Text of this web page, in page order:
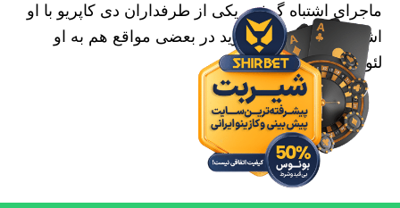
ماجرای اشتباه گرفتن یکی از طرفداران دی کاپریو با او
اشاره می کند و می گوید در بعضی مواقع هم به او
لئوناردو امضا داده است.